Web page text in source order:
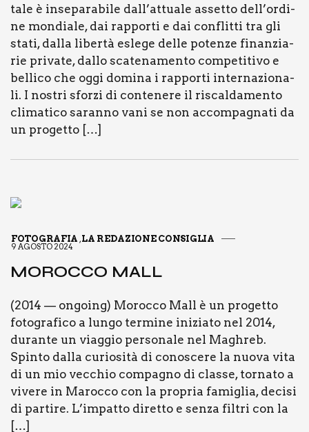
ta­le è inse­pa­ra­bi­le dal­l’at­tua­le asset­to del­l’or­di­
ne mon­dia­le, dai rap­por­ti e dai con­flit­ti tra gli
sta­ti, dal­la liber­tà esle­ge del­le poten­ze finan­zia­
rie pri­va­te, dal­lo sca­te­na­men­to com­pe­ti­ti­vo e
bel­li­co che oggi domi­na i rap­por­ti inter­na­zio­na­
li. I nostri sfor­zi di con­te­ne­re il riscal­da­men­to
cli­ma­ti­co saran­no vani se non accom­pa­gna­ti da
un pro­get­to […]
FOTOGRAFIA ,LA REDAZIONE CONSIGLIA
9 AGOSTO 2024
MOROC­CO MALL
(2014 — ongoing) Moroc­co Mall è un pro­get­to
foto­gra­fi­co a lun­go ter­mi­ne ini­zia­to nel 2014,
duran­te un viag­gio per­so­na­le nel Magh­reb.
Spin­to dal­la curio­si­tà di cono­sce­re la nuo­va vita
di un mio vec­chio com­pa­gno di clas­se, tor­na­to a
vive­re in Maroc­co con la pro­pria fami­glia, deci­si
di par­ti­re. L’im­pat­to diret­to e sen­za fil­tri con la
[…]